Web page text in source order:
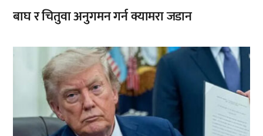
बाघ र चितुवा अनुगमन गर्न क्यामरा जडान